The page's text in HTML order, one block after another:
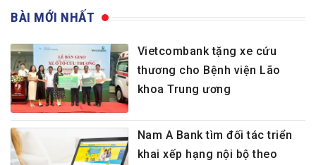
BÀI MỚI NHẤT
Vietcombank tặng xe cứu
thương cho Bệnh viện Lão
khoa Trung ương
Nam A Bank tìm đối tác triển
khai xếp hạng nội bộ theo